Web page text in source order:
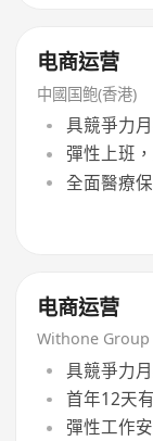
电商运营
中國国鲍(香港)
具競爭力
彈性上班
全面醫療
电商运营
Withone Group
具競爭力
首年12天
彈性工作